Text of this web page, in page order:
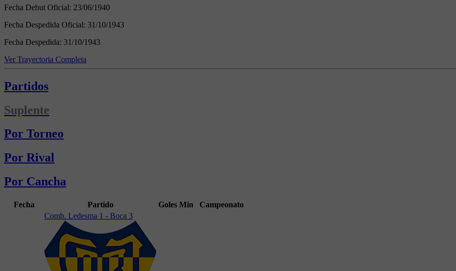
Fecha Debut Oficial: 23/06/1940
Fecha Despedida Oficial: 31/10/1943
Fecha Despedida: 31/10/1943
Ver Trayectoria Completa
Partidos
Suplente
Por Torneo
Por Rival
Por Cancha
Fecha Partido Goles Min Campeonato
Comb. Ledesma 1 - Boca 3